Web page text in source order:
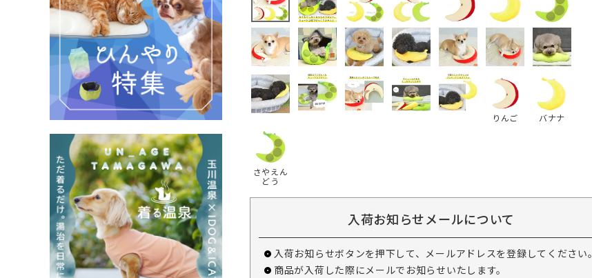
りんご バナナ
さやえん
どう
入荷お知らせメールについて
入荷お知らせボタンを押下して、メールアドレスを登録してください。
商品が入荷した際にメールでお知らせいたします。